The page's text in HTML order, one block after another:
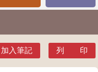
加入筆記 列 印